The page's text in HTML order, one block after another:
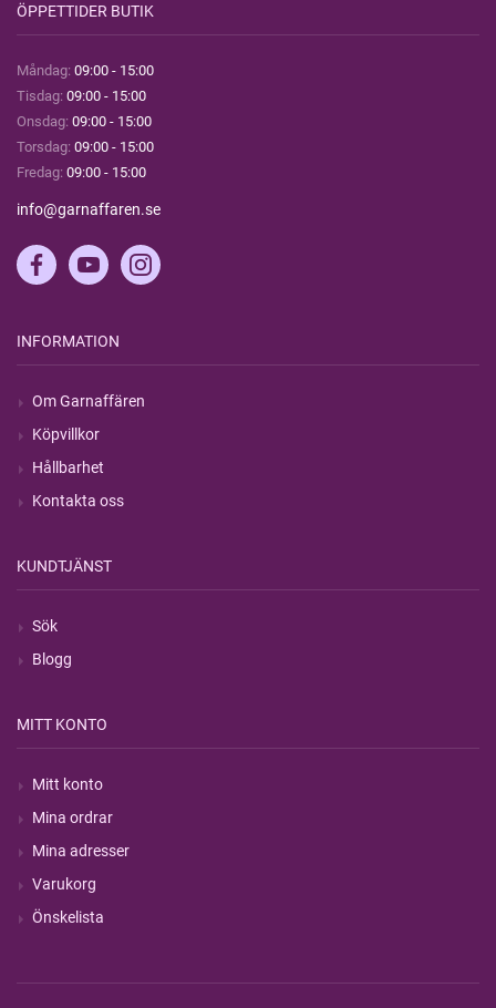
ÖPPETTIDER BUTIK
Måndag: 09:00 - 15:00
Tisdag: 09:00 - 15:00
Onsdag: 09:00 - 15:00
Torsdag: 09:00 - 15:00
Fredag: 09:00 - 15:00
info@garnaffaren.se
INFORMATION
Om Garnaffären
Köpvillkor
Hållbarhet
Kontakta oss
KUNDTJÄNST
Sök
Blogg
MITT KONTO
Mitt konto
Mina ordrar
Mina adresser
Varukorg
Önskelista